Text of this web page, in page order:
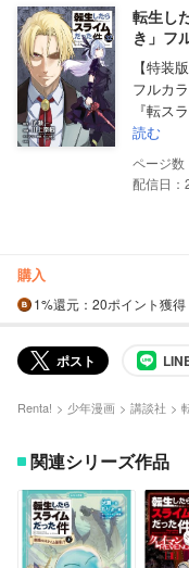
転生し
き」フ
【特装版
フルカ
『転ス
読む
配信日
購入
1%還元 ：20ポイント獲得
ポスト
Renta! 少年漫画 講談社
関連シリーズ作品